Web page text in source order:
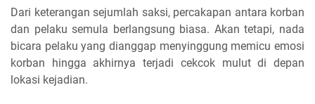
Dari keterangan sejumlah saksi, percakapan antara korban
dan pelaku semula berlangsung biasa. Akan tetapi, nada
bicara pelaku yang dianggap menyinggung memicu emosi
korban hingga akhirnya terjadi cekcok mulut di depan
lokasi kejadian.